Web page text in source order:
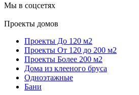
Мы в соцсетях
Проекты домов
Проекты До 120 м2
Проекты От 120 до 200 м2
Проекты Более 200 м2
Дома из клееного бруса
Одноэтажные
Бани